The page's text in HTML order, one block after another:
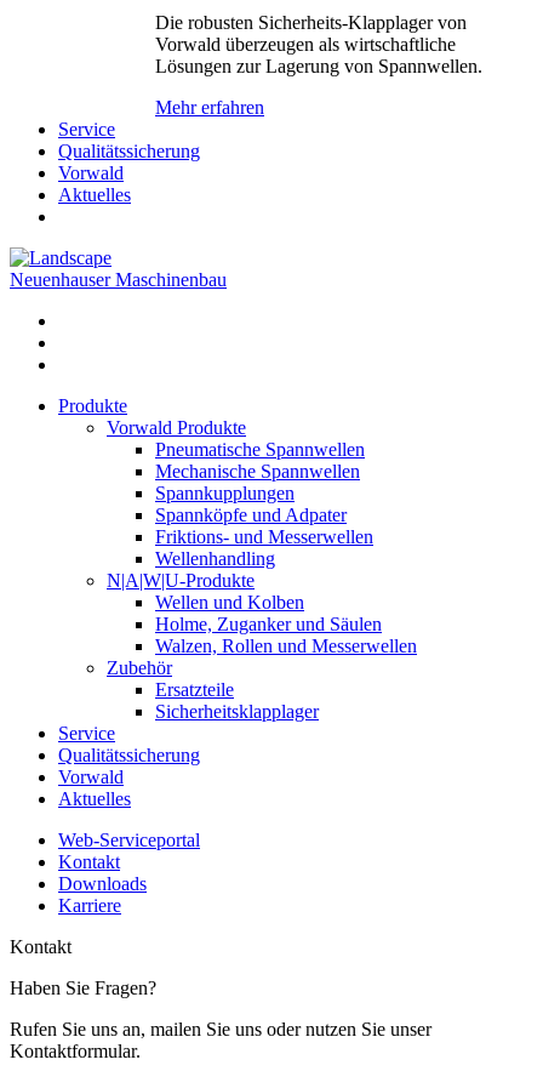
Die robusten Sicherheits-Klapplager von
Vorwald überzeugen als wirtschaftliche
Lösungen zur Lagerung von Spannwellen.
Mehr erfahren
Service
Qualitätssicherung
Vorwald
Aktuelles
Neuenhauser Maschinenbau
Produkte
Vorwald Produkte
Pneumatische Spannwellen
Mechanische Spannwellen
Spannkupplungen
Spannköpfe und Adpater
Friktions- und Messerwellen
Wellenhandling
N|A|W|U-Produkte
Wellen und Kolben
Holme, Zuganker und Säulen
Walzen, Rollen und Messerwellen
Zubehör
Ersatzteile
Sicherheitsklapplager
Service
Qualitätssicherung
Vorwald
Aktuelles
Web-Serviceportal
Kontakt
Downloads
Karriere
Kontakt
Haben Sie Fragen?
Rufen Sie uns an, mailen Sie uns oder nutzen Sie unser
Kontaktformular.